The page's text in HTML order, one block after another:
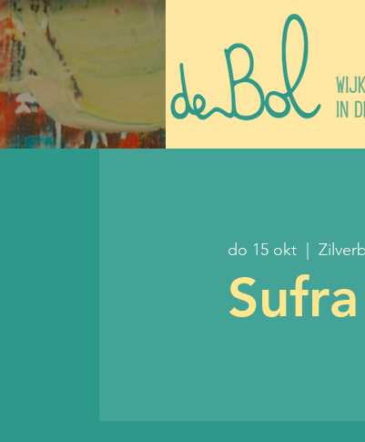
do 15 okt
  |